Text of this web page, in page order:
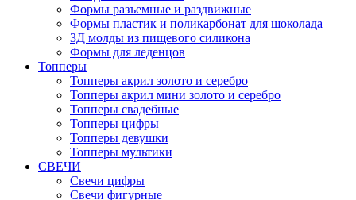
Формы разъемные и раздвижные
Формы пластик и поликарбонат для шоколада
3Д молды из пищевого силикона
Формы для леденцов
Топперы
Топперы акрил золото и серебро
Топперы акрил мини золото и серебро
Топперы свадебные
Топперы цифры
Топперы девушки
Топперы мультики
СВЕЧИ
Свечи цифры
Свечи фигурные